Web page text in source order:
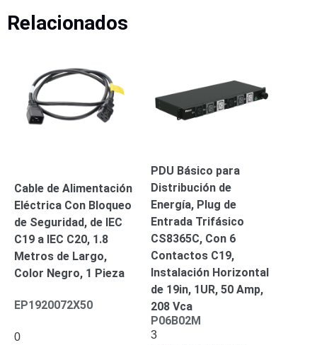
- TurboHD
Drones,
Robots e
Industrial
Cámaras
de
ParedBateríasFuentes
de
AlimentaciónFuentes
de
Alimentación
RespaldoInyectores
Relacionados
Cable de Alimentación
Eléctrica Con Bloqueo
de Seguridad, de IEC
C19 a IEC C20, 1.8
Metros de Largo,
Color Negro, 1 Pieza
EP1920072X50
0
PDU Básico para
Distribución de
Energía, Plug de
Entrada Trifásico
CS8365C, Con 6
Contactos C19,
Instalación Horizontal
de 19in, 1UR, 50 Amp,
208 Vca
P06B02M
3